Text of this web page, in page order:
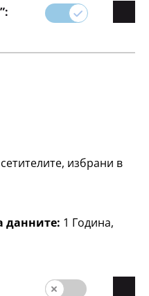
купа, различни цветове,
по
избрани в
данните: 1 Година,